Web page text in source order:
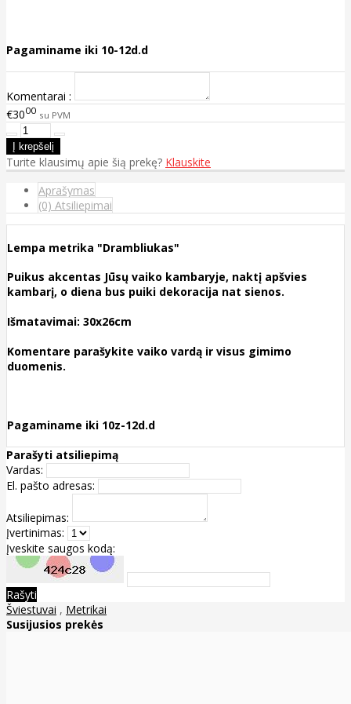
Pagaminame iki 10-12d.d
Komentarai :
€3000 su PVM
Turite klausimų apie šią prekę? Klauskite
Aprašymas
(0) Atsiliepimai
Lempa metrika "Drambliukas"
Puikus akcentas Jūsų vaiko kambaryje, naktį apšvies
kambarį, o diena bus puiki dekoracija nat sienos.
Išmatavimai: 30x26cm
Komentare parašykite vaiko vardą ir visus gimimo
duomenis.
Pagaminame iki 10z-12d.d
Parašyti atsiliepimą
Vardas:
El. pašto adresas:
Atsiliepimas:
Įvertinimas:
Įveskite saugos kodą:
Rašyti
Šviestuvai , Metrikai
Susijusios prekės